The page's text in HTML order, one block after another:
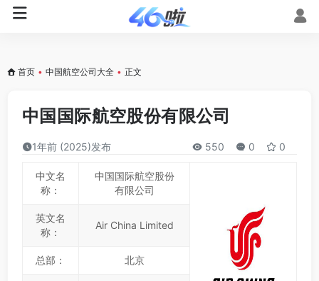
首页 • 中国航空公司大全 • 正文
中国国际航空股份有限公司
1年前 (2025)发布 550 0 0
中文名
称：
中国国际航空股份
有限公司
英文名
称：
Air China Limited
总部： 北京